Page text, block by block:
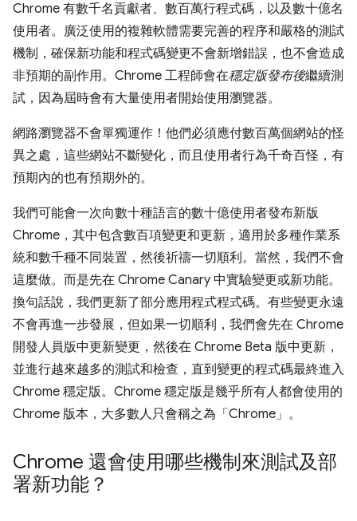
Chrome 有數千名貢獻者、數百萬行程式碼，以及數十億名
使用者。廣泛使用的複雜軟體需要完善的程序和嚴格的測試
機制，確保新功能和程式碼變更不會新增錯誤，也不會造成
非預期的副作用。Chrome 工程師會在穩定版發布後繼續測
試，因為屆時會有大量使用者開始使用瀏覽器。
網路瀏覽器不會單獨運作！他們必須應付數百萬個網站的怪
異之處，這些網站不斷變化，而且使用者行為千奇百怪，有
預期內的也有預期外的。
我們可能會一次向數十種語言的數十億使用者發布新版
Chrome，其中包含數百項變更和更新，適用於多種作業系
統和數千種不同裝置，然後祈禱一切順利。當然，我們不會
這麼做。而是先在 Chrome Canary 中實驗變更或新功能。
換句話說，我們更新了部分應用程式程式碼。有些變更永遠
不會再進一步發展，但如果一切順利，我們會先在 Chrome
開發人員版中更新變更，然後在 Chrome Beta 版中更新，
並進行越來越多的測試和檢查，直到變更的程式碼最終進入
Chrome 穩定版。Chrome 穩定版是幾乎所有人都會使用的
Chrome 版本，大多數人只會稱之為「Chrome」。
Chrome 還會使用哪些機制來測試及部
署新功能？